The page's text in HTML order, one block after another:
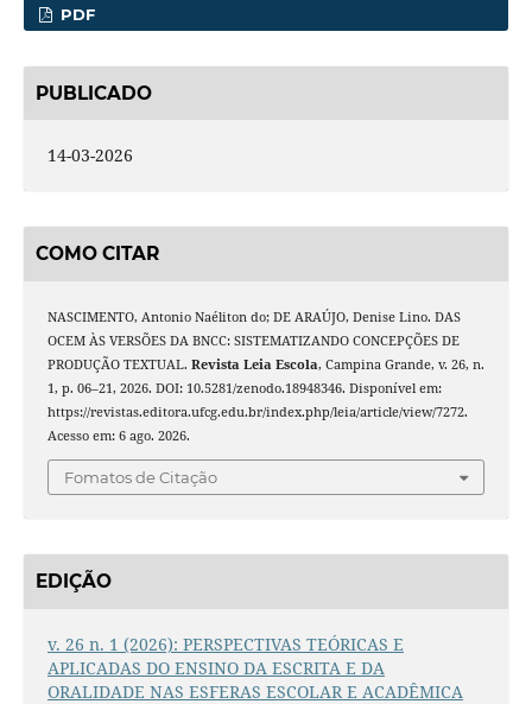
PDF
PUBLICADO
14-03-2026
COMO CITAR
NASCIMENTO, Antonio Naéliton do; DE ARAÚJO, Denise Lino. DAS
OCEM ÀS VERSÕES DA BNCC: SISTEMATIZANDO CONCEPÇÕES DE
PRODUÇÃO TEXTUAL. Revista Leia Escola, Campina Grande, v. 26, n.
1, p. 06–21, 2026. DOI: 10.5281/zenodo.18948346. Disponível em:
https://revistas.editora.ufcg.edu.br/index.php/leia/article/view/7272.
Acesso em: 6 ago. 2026.
Fomatos de Citação
EDIÇÃO
v. 26 n. 1 (2026): PERSPECTIVAS TEÓRICAS E
APLICADAS DO ENSINO DA ESCRITA E DA
ORALIDADE NAS ESFERAS ESCOLAR E ACADÊMICA